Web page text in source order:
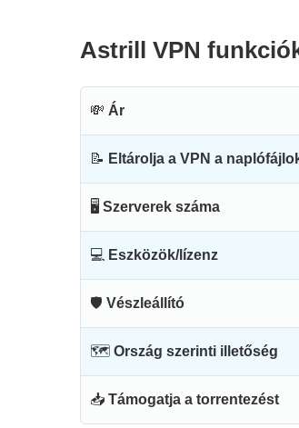
Astrill VPN
💸 Ár
📝 Eltárolja a VPN a
🖥 Szerverek száma
💻 Eszközök/lízenz
🛡 Vészleállító
🗺 Ország szerinti illetőség
📥 Támogatja a torrentezést